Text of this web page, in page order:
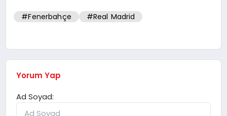
#Fenerbahçe #Real Madrid
Yorum Yap
Ad Soyad: